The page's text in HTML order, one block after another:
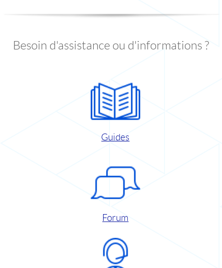
Besoin d'assistance ou d'informations ?
Guides
Forum